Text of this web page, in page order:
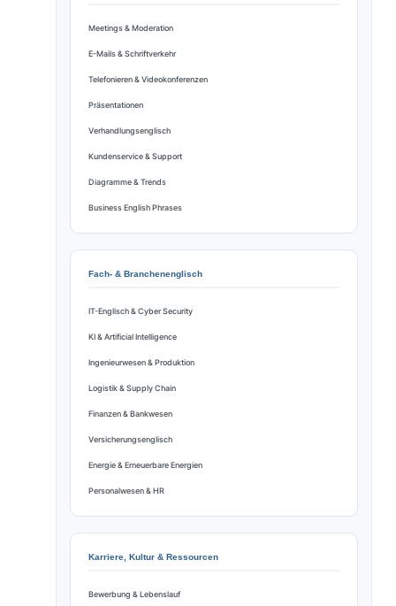
Meetings & Moderation
E-Mails & Schriftverkehr
Telefonieren & Videokonferenzen
Präsentationen
Verhandlungsenglisch
Kundenservice & Support
Diagramme & Trends
Business English Phrases
Fach- & Branchenenglisch
IT-Englisch & Cyber Security
KI & Artificial Intelligence
Ingenieurwesen & Produktion
Logistik & Supply Chain
Finanzen & Bankwesen
Versicherungsenglisch
Energie & Erneuerbare Energien
Personalwesen & HR
Karriere, Kultur & Ressourcen
Bewerbung & Lebenslauf